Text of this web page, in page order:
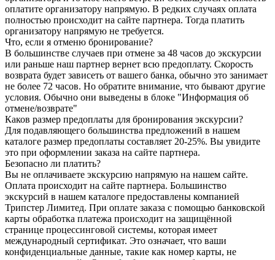
оплатите организатору напрямую. В редких случаях оплата
полностью происходит на сайте партнера. Тогда платить
организатору напрямую не требуется.
Что, если я отменю бронирование?
В большинстве случаев при отмене за 48 часов до экскурсии
или раньше наш партнер вернет всю предоплату. Скорость
возврата будет зависеть от вашего банка, обычно это занимает
не более 72 часов. Но обратите внимание, что бывают другие
условия. Обычно они выведены в блоке "Информация об
отмене/возврате"
Каков размер предоплаты для бронирования экскурсии?
Для подавляющего большинства предложений в нашем
каталоге размер предоплаты составляет 20-25%. Вы увидите
это при оформлении заказа на сайте партнера.
Безопасно ли платить?
Вы не оплачиваете экскурсию напрямую на нашем сайте.
Оплата происходит на сайте партнера. Большинство
экскурсий в нашем каталоге предоставлены компанией
Трипстер Лимитед. При оплате заказа с помощью банковской
карты обработка платежа происходит на защищённой
странице процессинговой системы, которая имеет
международный сертификат. Это означает, что ваши
конфиденциальные данные, такие как номер карты, не